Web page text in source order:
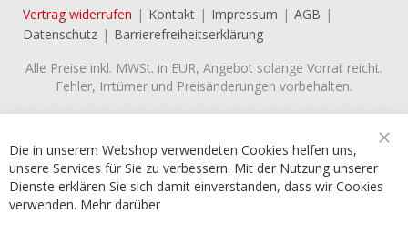
Vertrag widerrufen Kontakt Impressum
AGB
Datenschutz
Barrierefreiheitserklärung
Alle Preise inkl. MWSt. in EUR, Angebot solange Vorrat reicht.
Fehler, Irrtümer und Preisänderungen vorbehalten.
Die in unserem Webshop verwendeten Cookies helfen uns,
unsere Services für Sie zu verbessern. Mit der Nutzung unserer
Dienste erklären Sie sich damit einverstanden, dass wir Cookies
verwenden. Mehr darüber